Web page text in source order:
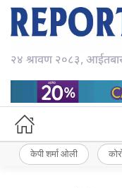
२४ श्रावण २०८३,
केपी शर्मा ओली